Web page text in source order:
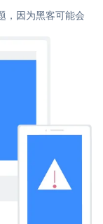
，因为黑客可能会